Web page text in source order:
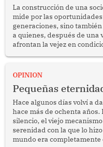
La construcción de una
mide por las
generaciones, sino
a quienes, después de una
afrontan la vejez en
bimestrales el subsidio que
reflexionar sobre la
públicas dirigidas a los
OPINION
Pequeñas
Hace algunos días volví a
hace más de ochenta
silencio, el viejo
serenidad con la que lo
mundo era